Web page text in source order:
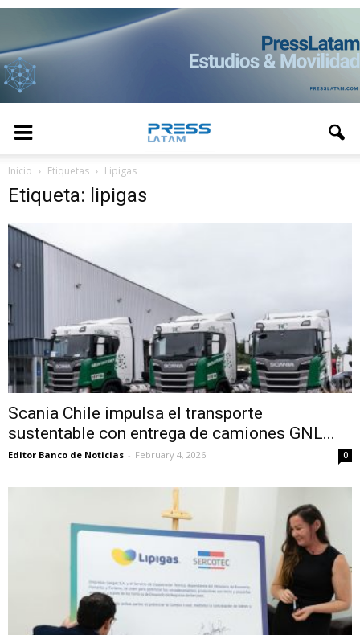
Inicio Etiquetas Lipigas
Etiqueta: lipigas
Scania Chile impulsa el transporte
sustentable con entrega de camiones GNL...
Editor Banco de Noticias - February 4, 2026 0